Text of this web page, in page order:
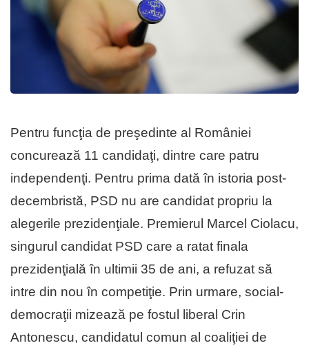
Pentru funcţia de preşedinte al României
concurează 11 candidaţi, dintre care patru
independenţi. Pentru prima dată în istoria post-
decembristă, PSD nu are candidat propriu la
alegerile prezidenţiale. Premierul Marcel Ciolacu,
singurul candidat PSD care a ratat finala
prezidenţială în ultimii 35 de ani, a refuzat să
intre din nou în competiţie. Prin urmare, social-
democraţii mizează pe fostul liberal Crin
Antonescu, candidatul comun al coaliţiei de